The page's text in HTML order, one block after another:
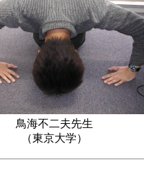
鳥海不二夫先生
（東京大学）